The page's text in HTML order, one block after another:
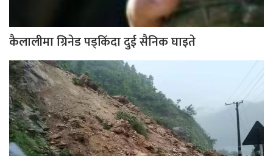
कैलालीमा ग्रिनेड पड्किँदा दुई सैनिक घाइते